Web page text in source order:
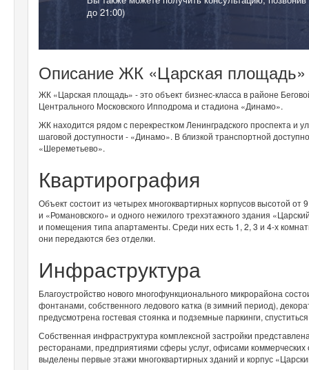
до 21:00)
Описание ЖК «Царская площадь»
ЖК «Царская площадь» - это объект бизнес-класса в районе
Центрального Московского Ипподрома и стадиона «Динамо».
ЖК находится рядом с перекрестком Ленинградского проспекта и
шаговой доступности - «Динамо». В близкой транспортной
«Шереметьево».
Квартирография
Объект состоит из четырех многоквартирных корпусов высотой от
и «Романовского» и одного нежилого трехэтажного здания
и помещения типа апартаменты. Среди них есть 1, 2, 3 и 4-х
они передаются без отделки.
Инфраструктура
Благоустройство нового многофункционального микрорайона
фонтанами, собственного ледового катка (в зимний период),
предусмотрена гостевая стоянка и подземные паркинги,
Собственная инфраструктура комплексной застройки
ресторанами, предприятиями сферы услуг, офисами
выделены первые этажи многоквартирных зданий и корпус